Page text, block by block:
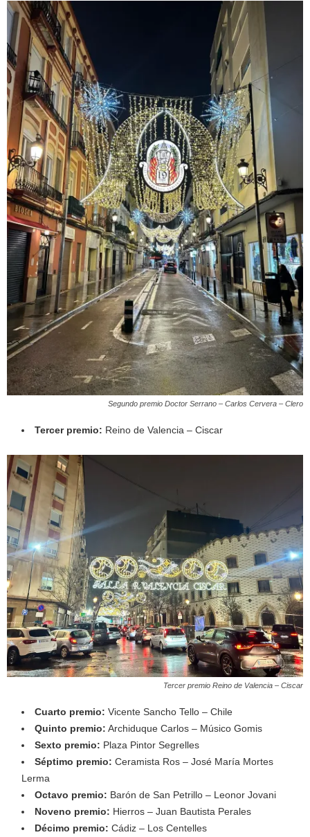
Segundo premio Doctor Serrano – Carlos Cervera – Clero
Tercer premio: Reino de Valencia – Ciscar
Tercer premio Reino de Valencia – Ciscar
Cuarto premio: Vicente Sancho Tello – Chile
Quinto premio: Archiduque Carlos – Músico Gomis
Sexto premio: Plaza Pintor Segrelles
Séptimo premio: Ceramista Ros – José María Mortes
Lerma
Octavo premio: Barón de San Petrillo – Leonor Jovani
Noveno premio: Hierros – Juan Bautista Perales
Décimo premio: Cádiz – Los Centelles